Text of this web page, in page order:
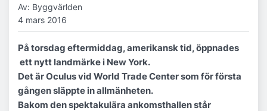
Av: Byggvärlden
4 mars 2016
På torsdag eftermiddag, amerikansk tid, öppnades
ett nytt landmärke i New York.
Det är Oculus vid World Trade Center som för första
gången släppte in allmänheten.
Bakom den spektakulära ankomsthallen står